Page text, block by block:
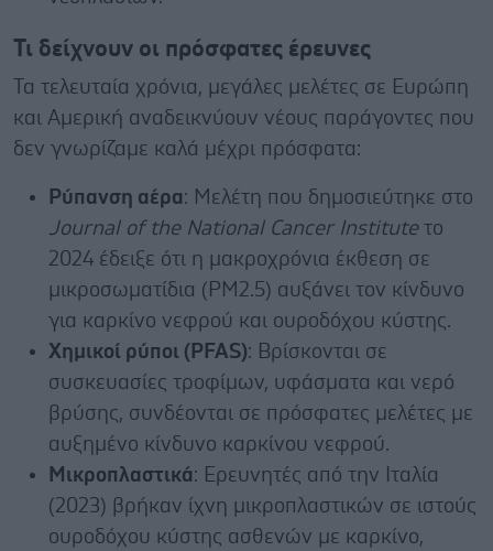
Τι δείχνουν οι πρόσφατες έρευνες
Τα τελευταία χρόνια, μεγάλες μελέτες σε Ευρώπη
και Αμερική αναδεικνύουν νέους παράγοντες που
δεν γνωρίζαμε καλά μέχρι πρόσφατα:
Ρύπανση αέρα: Μελέτη που δημοσιεύτηκε στο
Journal of the National Cancer Instituteτο
2024 έδειξε ότι η μακροχρόνια έκθεση σε
μικροσωματίδια (PM2.5) αυξάνει τον κίνδυνο
για καρκίνο νεφρού και ουροδόχου κύστης.
Χημικοί ρύποι (PFAS): Βρίσκονται σε
συσκευασίες τροφίμων, υφάσματα και νερό
βρύσης, συνδέονται σε πρόσφατες μελέτες με
αυξημένο κίνδυνο καρκίνου νεφρού.
Μικροπλαστικά: Ερευνητές από την Ιταλία
(2023) βρήκαν ίχνη μικροπλαστικών σε ιστούς
ουροδόχου κύστης ασθενών με καρκίνο,